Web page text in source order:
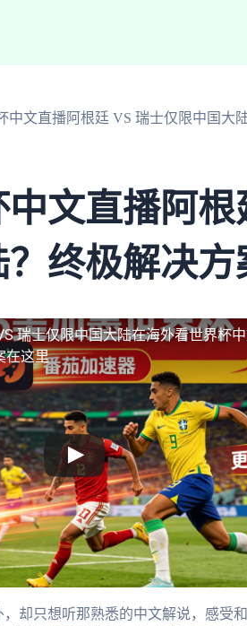
中文直播阿根廷 VS 瑞士仅限中国大
文直播阿根
终极解决方
瑞士仅限中国大陆在海外看世界杯
在这里
却只想听那熟悉的中文解说，感受